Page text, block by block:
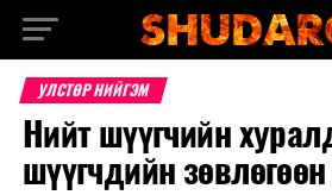
УЛСТӨР НИЙГЭМ
Нийт шүүгчийн
шүүгчдийн